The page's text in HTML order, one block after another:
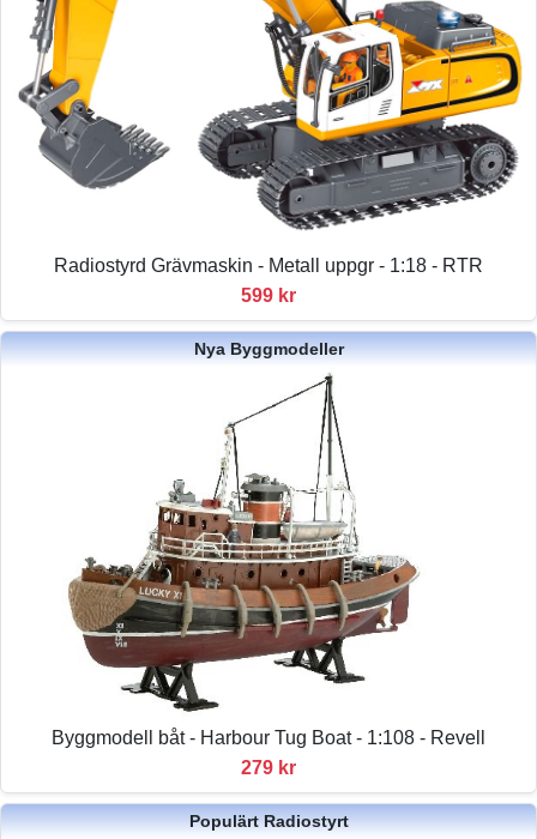
Radiostyrd Grävmaskin - Metall uppgr - 1:18 - RTR
599 kr
Nya Byggmodeller
Byggmodell båt - Harbour Tug Boat - 1:108 - Revell
279 kr
Populärt Radiostyrt